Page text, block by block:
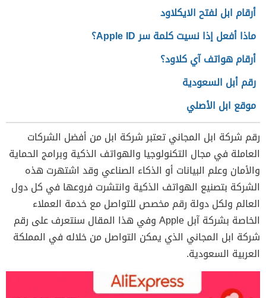
أرقام ابل لفتح الايكلاود
ماذا أفعل إذا نسيت كلمة سر Apple ID؟
أرقام هواتف آي كلاود؟
رقم أبل السعودية
موقع ابل الأصلي
رقم شركة ابل المجانيتعتبر شركة ابل من أفضل الشركات
العاملة في مجال التكنولوجيا والهواتف الذكية وبرامج الحماية
والأمان وعلم البيانات أو الذكاء الصناعي وقد اشتهرت هذه
الشركة بتصنيع الهواتف الذكية وانتشرت فروعها في كل دول
العالم ولكل دولة رقم مخصص للتواصل مع خدمة العملاء
الخاصة بشركة آبل Apple وفي هذا المقال سنتعرف على رقم
شركة ابل المجاني الذي يمكن التواصل من خلاله في المملكة
العربية السعودية.